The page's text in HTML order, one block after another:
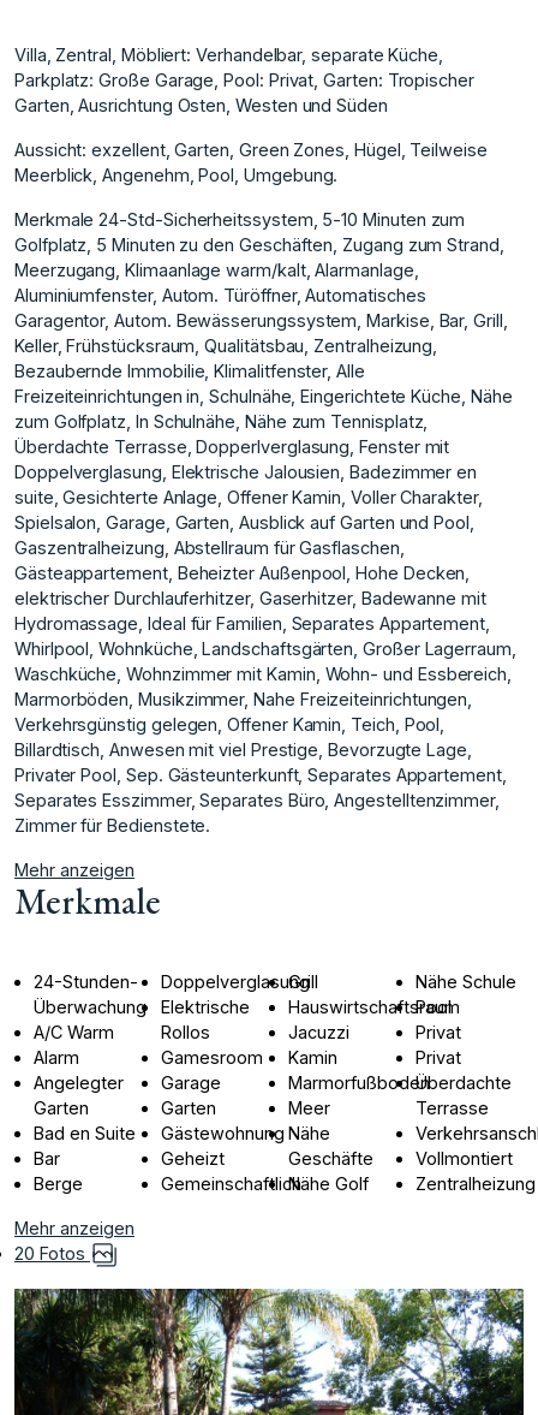
Villa, Zentral, Möbliert: Verhandelbar, separate Küche,
Parkplatz: Große Garage, Pool: Privat, Garten: Tropischer
Garten, Ausrichtung Osten, Westen und Süden
Aussicht: exzellent, Garten, Green Zones, Hügel, Teilweise
Meerblick, Angenehm, Pool, Umgebung.
Merkmale 24-Std-Sicherheitssystem, 5-10 Minuten zum
Golfplatz, 5 Minuten zu den Geschäften, Zugang zum Strand,
Meerzugang, Klimaanlage warm/kalt, Alarmanlage,
Aluminiumfenster, Autom. Türöffner, Automatisches
Garagentor, Autom. Bewässerungssystem, Markise, Bar, Grill,
Keller, Frühstücksraum, Qualitätsbau, Zentralheizung,
Bezaubernde Immobilie, Klimalitfenster, Alle
Freizeiteinrichtungen in, Schulnähe, Eingerichtete Küche, Nähe
zum Golfplatz, In Schulnähe, Nähe zum Tennisplatz,
Überdachte Terrasse, Dopperlverglasung, Fenster mit
Doppelverglasung, Elektrische Jalousien, Badezimmer en
suite, Gesichterte Anlage, Offener Kamin, Voller Charakter,
Spielsalon, Garage, Garten, Ausblick auf Garten und Pool,
Gaszentralheizung, Abstellraum für Gasflaschen,
Gästeappartement, Beheizter Außenpool, Hohe Decken,
elektrischer Durchlauferhitzer, Gaserhitzer, Badewanne mit
Hydromassage, Ideal für Familien, Separates Appartement,
Whirlpool, Wohnküche, Landschaftsgärten, Großer Lagerraum,
Waschküche, Wohnzimmer mit Kamin, Wohn- und Essbereich,
Marmorböden, Musikzimmer, ‌Nahe ‌Freizeiteinrichtungen,
‌Verkehrsgünstig ‌gelegen, ‌Offener Kamin, Teich, ‌Pool,
‌Billardtisch, Anwesen mit ‌viel ‌Prestige, ‌Bevorzugte ‌Lage,
‌Privater ‌Pool, Sep. ‌Gästeunterkunft, Separates ‌Appartement,
Separates Esszimmer, ‌Separates ‌Büro, ‌Angestelltenzimmer,
‌Zimmer ‌für ‌Bedienstete.
Mehr anzeigen
Merkmale
24-Stunden-
Überwachung
A/C Warm
Alarm
Angelegter
Garten
Bad en Suite
Bar
Berge
Doppelverglasung
Elektrische
Rollos
Gamesroom
Garage
Garten
Gästewohnung
Geheizt
Gemeinschaftlich
Grill
Hauswirtschaftsraum
Jacuzzi
Kamin
Marmorfußboden
Meer
Nähe
Geschäfte
Nähe Golf
Nähe Schule
Pool
Privat
Privat
Überdachte
Terrasse
Vollmontiert
Zentralheizung
Mehr anzeigen
20 Fotos